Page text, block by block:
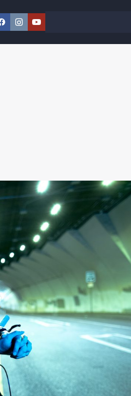
Facebook
Instagram
YouTube
Szukaj w serwisie